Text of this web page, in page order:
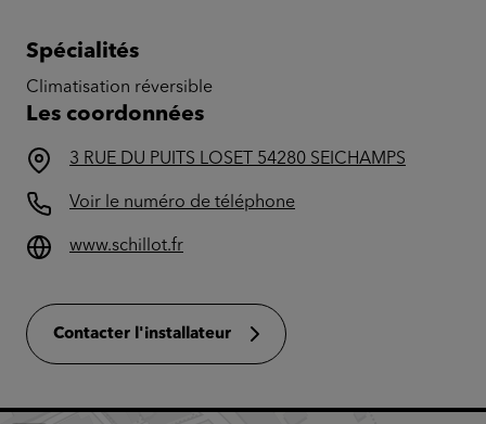
Spécialités
Climatisation réversible
Les coordonnées
3 RUE DU PUITS LOSET 54280 SEICHAMPS
Voir le numéro de téléphone
www.schillot.fr
Contacter l'installateur